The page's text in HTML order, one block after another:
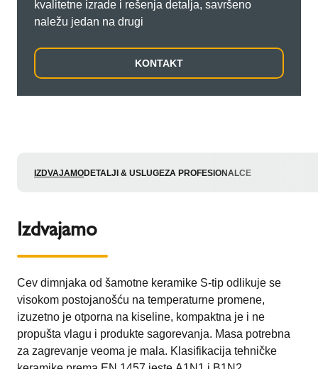
kvalitetne izrade i rešenja detalja, savršeno
naležu jedan na drugi
KONTAKT
IZDVAJAMODETALJI & USLUGEZA PROFESIONALCE
Izdvajamo
Cev dimnjaka od šamotne keramike S-tip odlikuje se
visokom postojanošću na temperaturne promene,
izuzetno je otporna na kiseline, kompaktna je i ne
propušta vlagu i produkte sagorevanja. Masa potrebna
za zagrevanje veoma je mala. Klasifikacija tehničke